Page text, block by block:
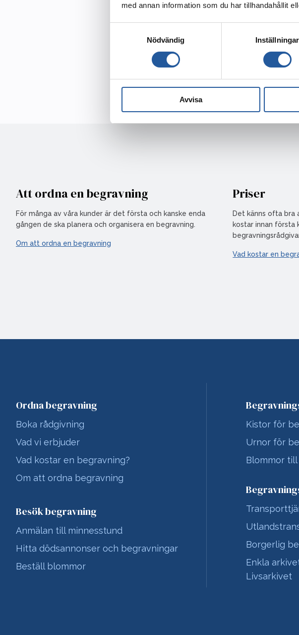
med annan information som du har tillhandahållit
Nödvändig
Inställningar
Avvisa
Hitta till IGNIS
Vasastan Bardels
Du hittar kontoret på
Odenplan och S:t Eriksplan.
Att ordna en begravning
För många av våra kunder är det första och kanske enda
gången de ska planera och organisera en begravning.
Om att ordna en begravning
Priser
Det känns ofta bra
kostar innan första
Vad kostar en
Ordna begravning
Boka rådgivning
Vad vi erbjuder
Vad kostar en begravning?
Om att ordna begravning
Besök begravning
Anmälan till minnesstund
Hitta dödsannonser och begravningar
Beställ blommor
Kistor för
Urnor för
Blommor
Borgerlig
Enkla
Livsarkivet